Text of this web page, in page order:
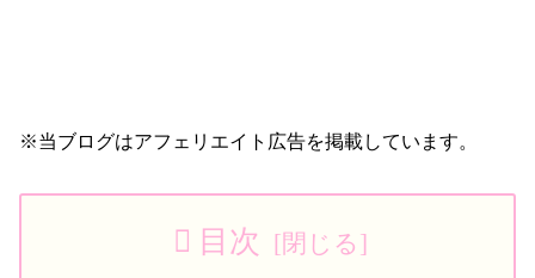
※当ブログはアフェリエイト広告を掲載しています。
目次